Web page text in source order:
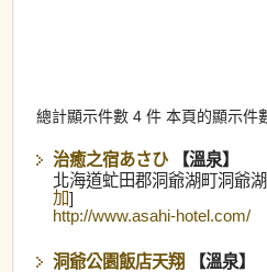
總計顯示件數 4 件 本頁的顯示件
治癒之宿あさひ 【溫泉】
北海道虻田郡洞爺湖町洞爺
加]
http://www.asahi-hotel.com/
洞爺公園飯店天翔 【溫泉】